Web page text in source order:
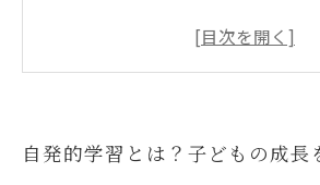
成功の秘訣：自発的学習を促す
アプローチ
自発的学習とは？子どもの成長